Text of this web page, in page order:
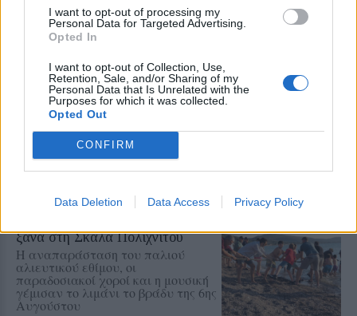
I want to opt-out of processing my
Personal Data for Targeted Advertising.
Opted In
I want to opt-out of Collection, Use,
Retention, Sale, and/or Sharing of my
Personal Data that Is Unrelated with the
Purposes for which it was collected.
Opted Out
CONFIRM
Data Deletion Data Access Privacy Policy
ΡΕΠΟΡΤΑΖ ΔΡΑΣΕΙΣ
Στο Πανελλήνιον έκθεση
σύνδεσης του σήμερα της
Μυτιλήνης με το χθες
Μια έκθεση διοργανωμένη από τον
Εμπορικό Σύλλογο Μυτιλήνης
ΜΟΥΣΙΚΗ
ξανά στη Σκάλα Πολιχνίτου
Η αναπαράσταση του παλιού
αλιευτικού εθίμου, οι
παραδοσιακοί χοροί και η μουσική
γέμισαν το λιμάνι το βράδυ της 6ης
Αυγούστου